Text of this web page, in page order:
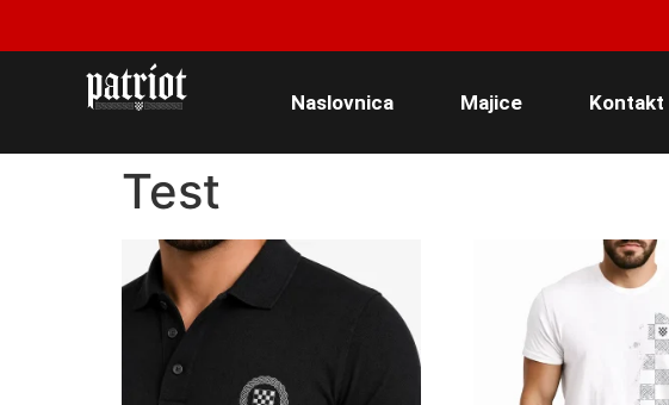
Naslovnica Majice Kontakt
Test